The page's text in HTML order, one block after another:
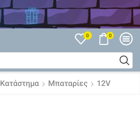
τις Εκπτώσεις
0 0
input
Κατάστημα Μπαταρίες 12V